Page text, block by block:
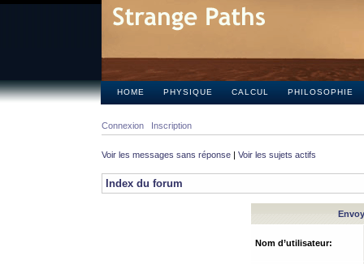
HOME PHYSIQUE CALCUL PHILOSOPHIE
Connexion Inscription
Voir les messages sans réponse | Voir les sujets actifs
Index du forum
Nom d’utilisateur: